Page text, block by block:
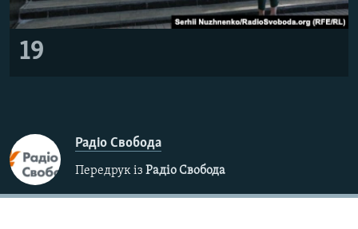
19
Радіо Свобода
Передрук із Радіо Свобода